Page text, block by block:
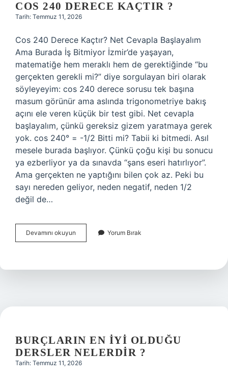
COS 240 DERECE KAÇTIR ?
Tarih: Temmuz 11, 2026
Cos 240 Derece Kaçtır? Net Cevapla Başlayalım
Ama Burada İş Bitmiyor İzmir’de yaşayan,
matematiğe hem meraklı hem de gerektiğinde “bu
gerçekten gerekli mi?” diye sorgulayan biri olarak
söyleyeyim: cos 240 derece sorusu tek başına
masum görünür ama aslında trigonometriye bakış
açını ele veren küçük bir test gibi. Net cevapla
başlayalım, çünkü gereksiz gizem yaratmaya gerek
yok. cos 240° = -1/2 Bitti mi? Tabii ki bitmedi. Asıl
mesele burada başlıyor. Çünkü çoğu kişi bu sonucu
ya ezberliyor ya da sınavda “şans eseri hatırlıyor”.
Ama gerçekten ne yaptığını bilen çok az. Peki bu
sayı nereden geliyor, neden negatif, neden 1/2
değil de…
Devamını okuyun
240
?
Yorum Bırak
BURÇLARIN EN IYI OLDUĞU
DERSLER NELERDIR ?
Tarih: Temmuz 11, 2026